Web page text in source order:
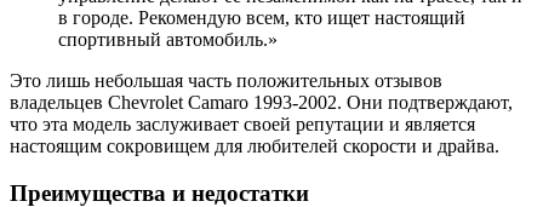
в городе. Рекомендую всем, кто ищет настоящий
спортивный автомобиль.»
Это лишь небольшая часть положительных отзывов
владельцев Chevrolet Camaro 1993-2002. Они подтверждают,
что эта модель заслуживает своей репутации и является
настоящим сокровищем для любителей скорости и драйва.
Преимущества и недостатки